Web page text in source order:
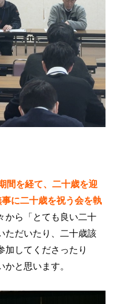
間を経て、二十歳を迎
に二十歳を祝う会を執
から「とても良い二十
ただいたり、二十歳該
加してくださったり
と思います。